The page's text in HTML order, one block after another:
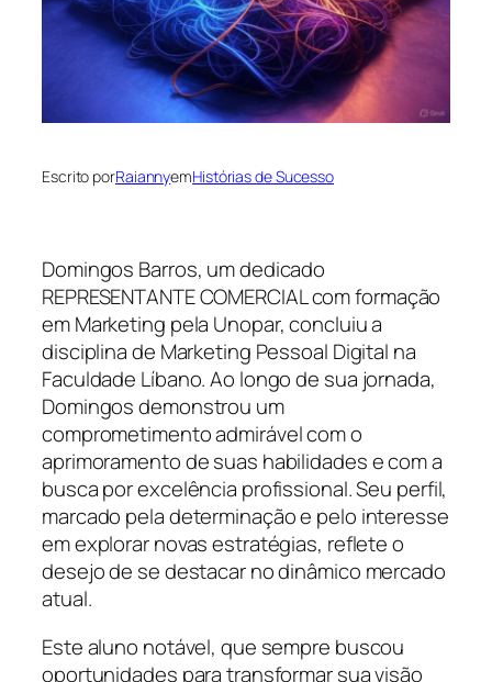
Escrito porRaiannyemHistórias de Sucesso
Domingos Barros, um dedicado
REPRESENTANTE COMERCIAL com formação
em Marketing pela Unopar, concluiu a
disciplina de Marketing Pessoal Digital na
Faculdade Líbano. Ao longo de sua jornada,
Domingos demonstrou um
comprometimento admirável com o
aprimoramento de suas habilidades e com a
busca por excelência profissional. Seu perfil,
marcado pela determinação e pelo interesse
em explorar novas estratégias, reflete o
desejo de se destacar no dinâmico mercado
atual.
Este aluno notável, que sempre buscou
oportunidades para transformar sua visão